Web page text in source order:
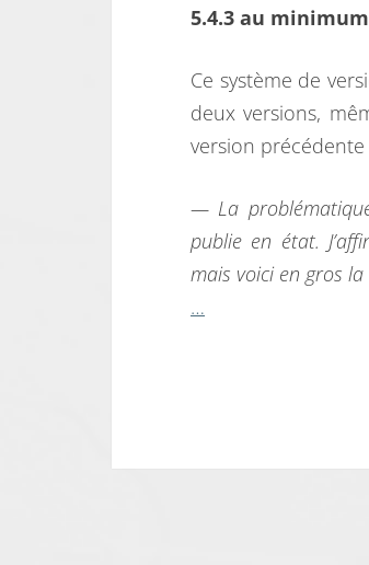
5.4.3 au
Ce système de
deux versions,
version
— La
publie en état.
mais voici en gros
…